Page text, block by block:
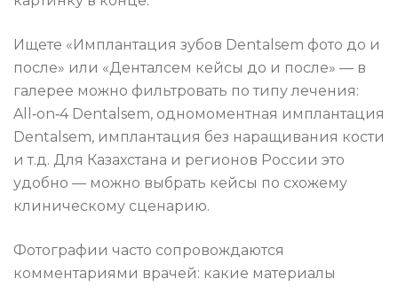
Ищете «Имплантация зубов Dentalsem фото до и
после» или «Денталсем кейсы до и после» — в
галерее можно фильтровать по типу лечения:
All‑on‑4 Dentalsem, одномоментная имплантация
Dentalsem, имплантация без наращивания кости
и т.д. Для Казахстана и регионов России это
удобно — можно выбрать кейсы по схожему
клиническому сценарию.
Фотографии часто сопровождаются
комментариями врачей: какие материалы